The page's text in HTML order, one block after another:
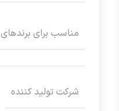
مناسب برای برندهای
شرکت تولید کننده